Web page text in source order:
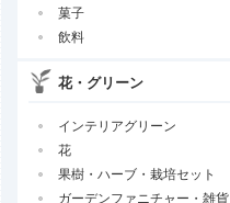
菓子
飲料
花・グリーン
インテリアグリーン
花
果樹・ハーブ・栽培セット
ガーデンファニチャー・雑貨